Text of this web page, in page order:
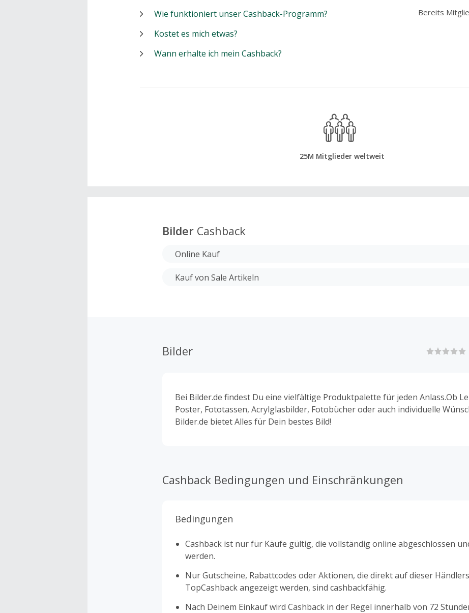
Bereits
Wie funktioniert unser Cashback-Programm?
Kostet es mich etwas?
Wann erhalte ich mein Cashback?
25M Mitglieder weltweit
Bilder Cashback
Online Kauf
Kauf von Sale Artikeln
Bilder
Bei Bilder.de findest Du eine vielfältige Produktpalette für jeden Anlass.Ob
Poster, Fototassen, Acrylglasbilder, Fotobücher oder auch individuelle
Bilder.de bietet Alles für Dein bestes Bild!
Cashback Bedingungen und Einschränkungen
Bedingungen
Cashback ist nur für Käufe gültig, die vollständig online abgeschlossen
werden.
Nur Gutscheine, Rabattcodes oder Aktionen, die direkt auf dieser
TopCashback angezeigt werden, sind cashbackfähig.
Nach Deinem Einkauf wird Cashback in der Regel innerhalb von 72